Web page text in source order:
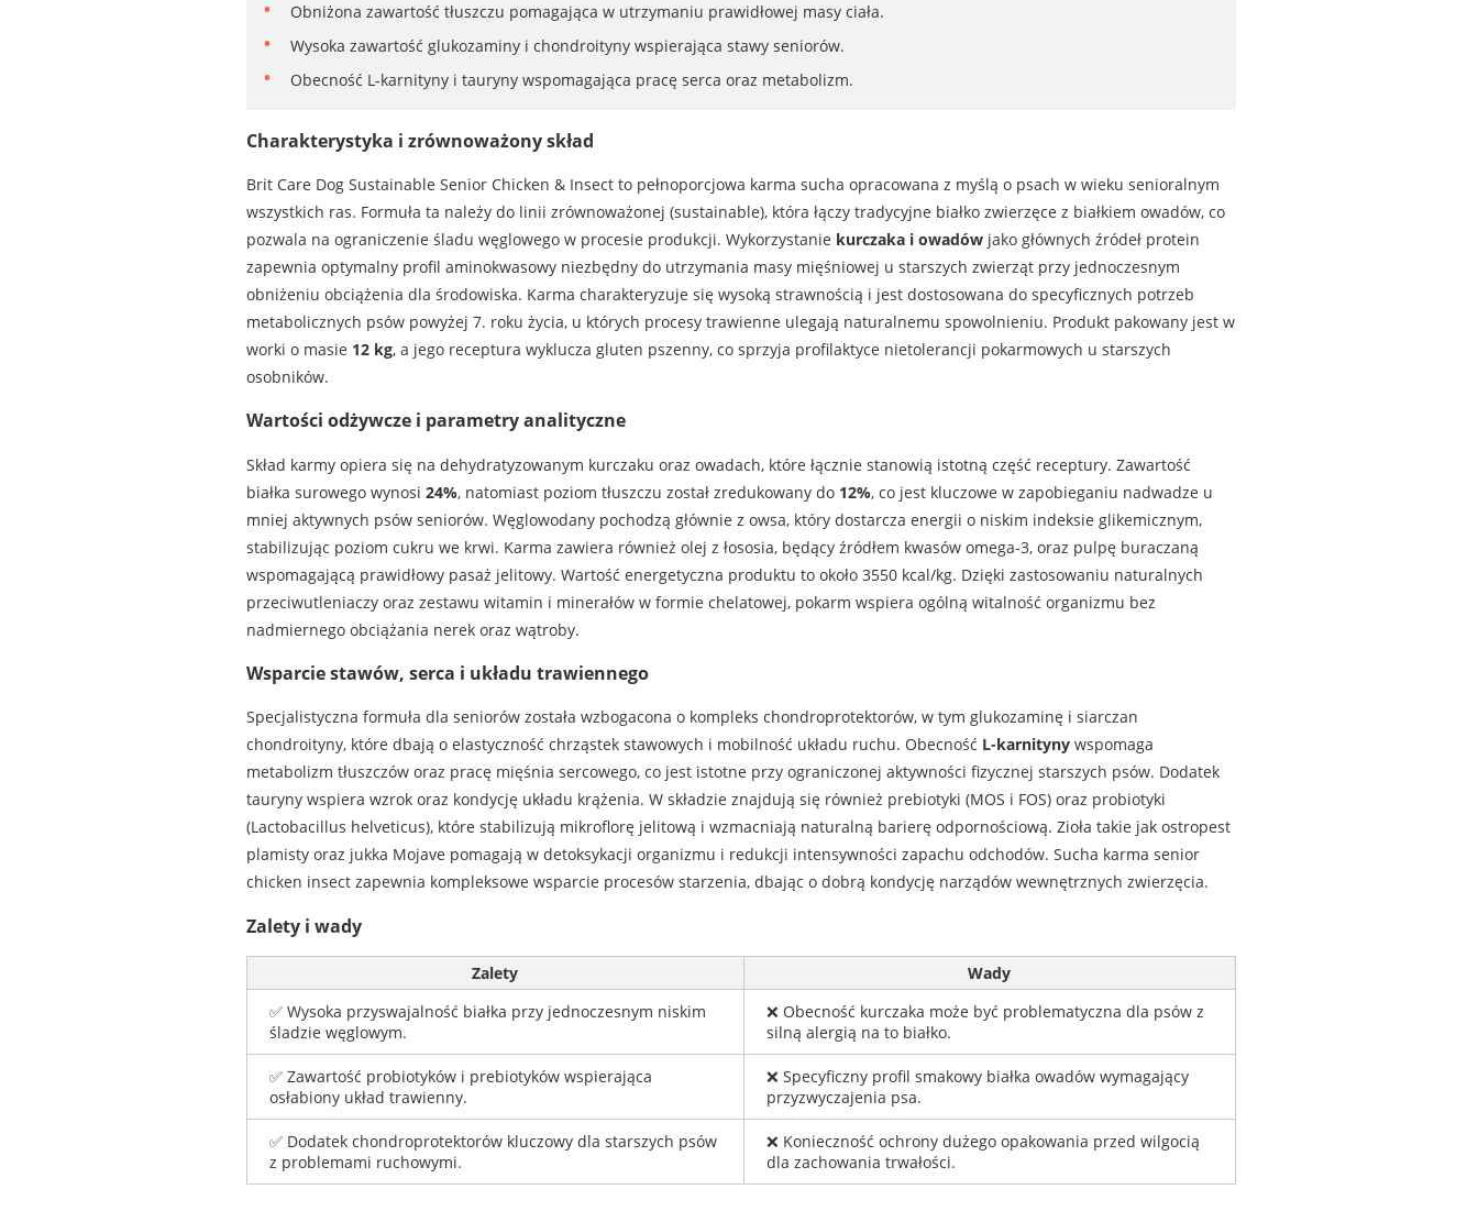
Obniżona zawartość tłuszczu pomagająca w utrzymaniu prawidłowej masy ciała.
Wysoka zawartość glukozaminy i chondroityny wspierająca stawy seniorów.
Obecność L-karnityny i tauryny wspomagająca pracę serca oraz metabolizm.
Charakterystyka i zrównoważony skład
Brit Care Dog Sustainable Senior Chicken & Insect to pełnoporcjowa karma sucha opracowana z myślą o psach w wieku senioralnym
wszystkich ras. Formuła ta należy do linii zrównoważonej (sustainable), która łączy tradycyjne białko zwierzęce z białkiem owadów, co
pozwala na ograniczenie śladu węglowego w procesie produkcji. Wykorzystanie kurczaka i owadówjako głównych źródeł protein
zapewnia optymalny profil aminokwasowy niezbędny do utrzymania masy mięśniowej u starszych zwierząt przy jednoczesnym
obniżeniu obciążenia dla środowiska. Karma charakteryzuje się wysoką strawnością i jest dostosowana do specyficznych potrzeb
metabolicznych psów powyżej 7. roku życia, u których procesy trawienne ulegają naturalnemu spowolnieniu. Produkt pakowany jest w
worki o masie 12 kg, a jego receptura wyklucza gluten pszenny, co sprzyja profilaktyce nietolerancji pokarmowych u starszych
osobników.
Wartości odżywcze i parametry analityczne
Skład karmy opiera się na dehydratyzowanym kurczaku oraz owadach, które łącznie stanowią istotną część receptury. Zawartość
białka surowego wynosi 24%, natomiast poziom tłuszczu został zredukowany do 12%, co jest kluczowe w zapobieganiu nadwadze u
mniej aktywnych psów seniorów. Węglowodany pochodzą głównie z owsa, który dostarcza energii o niskim indeksie glikemicznym,
stabilizując poziom cukru we krwi. Karma zawiera również olej z łososia, będący źródłem kwasów omega-3, oraz pulpę buraczaną
wspomagającą prawidłowy pasaż jelitowy. Wartość energetyczna produktu to około 3550 kcal/kg. Dzięki zastosowaniu naturalnych
przeciwutleniaczy oraz zestawu witamin i minerałów w formie chelatowej, pokarm wspiera ogólną witalność organizmu bez
nadmiernego obciążania nerek oraz wątroby.
Wsparcie stawów, serca i układu trawiennego
Specjalistyczna formuła dla seniorów została wzbogacona o kompleks chondroprotektorów, w tym glukozaminę i siarczan
chondroityny, które dbają o elastyczność chrząstek stawowych i mobilność układu ruchu. Obecność L-karnitynywspomaga
metabolizm tłuszczów oraz pracę mięśnia sercowego, co jest istotne przy ograniczonej aktywności fizycznej starszych psów. Dodatek
tauryny wspiera wzrok oraz kondycję układu krążenia. W składzie znajdują się również prebiotyki (MOS i FOS) oraz probiotyki
(Lactobacillus helveticus), które stabilizują mikroflorę jelitową i wzmacniają naturalną barierę odpornościową. Zioła takie jak ostropest
plamisty oraz jukka Mojave pomagają w detoksykacji organizmu i redukcji intensywności zapachu odchodów. Sucha karma senior
chicken insect zapewnia kompleksowe wsparcie procesów starzenia, dbając o dobrą kondycję narządów wewnętrznych zwierzęcia.
Zalety i wady
Zalety
Wady
✅ Wysoka przyswajalność białka przy jednoczesnym niskim
śladzie węglowym.
❌ Obecność kurczaka może być problematyczna dla psów z
silną alergią na to białko.
✅ Zawartość probiotyków i prebiotyków wspierająca
osłabiony układ trawienny.
❌ Specyficzny profil smakowy białka owadów wymagający
przyzwyczajenia psa.
✅ Dodatek chondroprotektorów kluczowy dla starszych psów
z problemami ruchowymi.
❌ Konieczność ochrony dużego opakowania przed wilgocią
dla zachowania trwałości.